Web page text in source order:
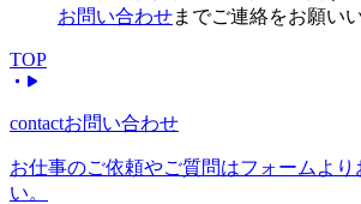
お問い合わせまでご連絡をお願い
TOP
contactお問い合わせ
お仕事のご依頼やご質問はフォームより
い。